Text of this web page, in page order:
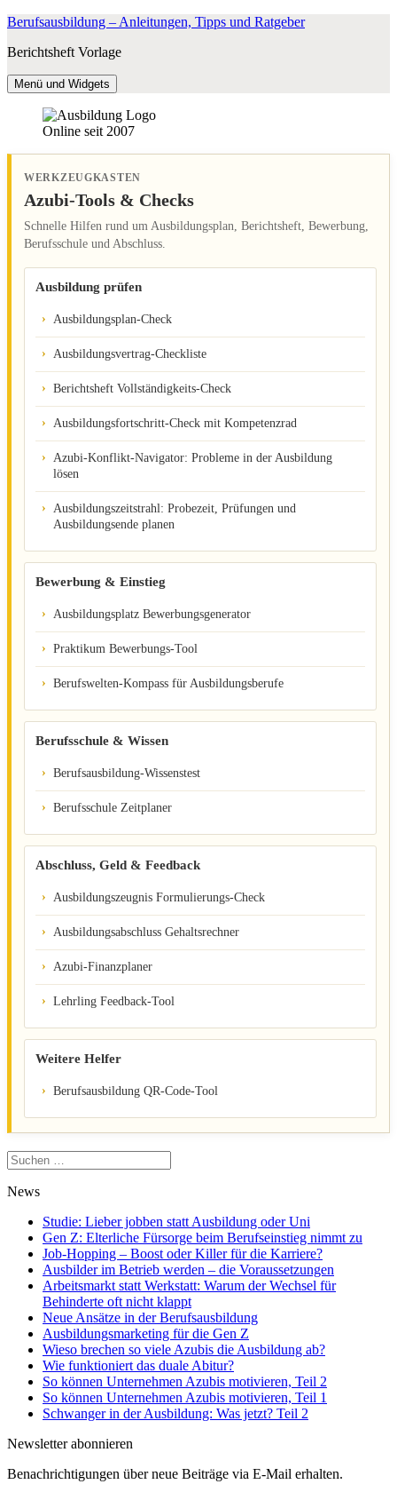
Zum
springen
Berufsausbildung – Anleitungen, Tipps und Ratgeber
Berichtsheft Vorlage
Menü und Widgets
Online seit 2007
WERKZEUGKASTEN
Azubi-Tools & Checks
Schnelle Hilfen rund um Ausbildungsplan, Berichtsheft, Bewerbung,
Berufsschule und Abschluss.
Ausbildung prüfen
Ausbildungsplan-Check
Ausbildungsvertrag-Checkliste
Berichtsheft Vollständigkeits-Check
Ausbildungsfortschritt-Check mit Kompetenzrad
Azubi-Konflikt-Navigator: Probleme in der Ausbildung
lösen
Ausbildungszeitstrahl: Probezeit, Prüfungen und
Ausbildungsende planen
Bewerbung & Einstieg
Ausbildungsplatz Bewerbungsgenerator
Praktikum Bewerbungs-Tool
Berufswelten-Kompass für Ausbildungsberufe
Berufsschule & Wissen
Berufsausbildung-Wissenstest
Berufsschule Zeitplaner
Abschluss, Geld & Feedback
Ausbildungszeugnis Formulierungs-Check
Ausbildungsabschluss Gehaltsrechner
Azubi-Finanzplaner
Lehrling Feedback-Tool
Weitere Helfer
Berufsausbildung QR-Code-Tool
Suchen
nach:
News
Studie: Lieber jobben statt Ausbildung oder Uni
Gen Z: Elterliche Fürsorge beim Berufseinstieg nimmt zu
Job-Hopping – Boost oder Killer für die Karriere?
Ausbilder im Betrieb werden – die Voraussetzungen
Arbeitsmarkt statt Werkstatt: Warum der Wechsel für
Behinderte oft nicht klappt
Neue Ansätze in der Berufsausbildung
Ausbildungsmarketing für die Gen Z
Wieso brechen so viele Azubis die Ausbildung ab?
Wie funktioniert das duale Abitur?
So können Unternehmen Azubis motivieren, Teil 2
So können Unternehmen Azubis motivieren, Teil 1
Schwanger in der Ausbildung: Was jetzt? Teil 2
Newsletter abonnieren
Benachrichtigungen über neue Beiträge via E-Mail erhalten.